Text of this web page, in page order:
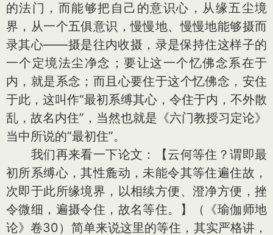
的法门，而能够把自己的意识心，从缘五尘境
界，从一个五俱意识，慢慢地、慢慢地能够摄而
录其心——摄是往内收摄，录是保持住这样子的
一个定境法尘净念；要让这一个忆佛念系在于
内，就是系念；而且心要住于这个忆佛念，安住
于此，这叫作“最初系缚其心，令住于内，不外散
乱，故名内住”，当然也就是《六门教授习定论》
当中所说的“最初住”。
我们再来看一下论文：【云何等住？谓即最
初所系缚心，其性麁动，未能令其等住遍住故，
次即于此所缘境界，以相续方便、澄净方便，挫
令微细，遍摄令住，故名等住。】（《瑜伽师地
论》卷30）简单来说这里的等住，其实严格讲，